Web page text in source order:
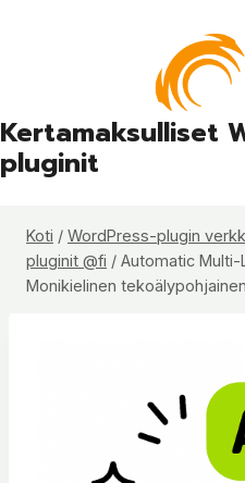
Kertamaksulliset
pluginit
Koti / WordPress-plugin
pluginit @fi / Automatic Multi-
Monikielinen